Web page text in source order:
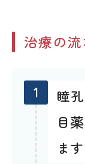
治療の流
1
瞳
目
ます